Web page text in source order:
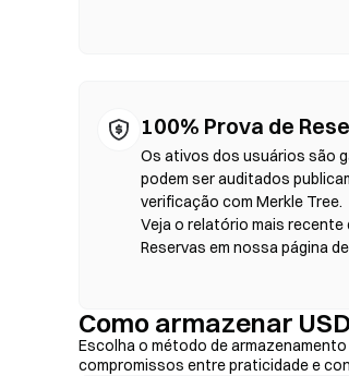
100% Prova de
Os ativos dos usuários são
podem ser auditados
verificação com Merkle Tree.
Veja o relatório mais recente
Reservas em nossa página
Como armazenar
Escolha o método de
compromissos entre praticidade e